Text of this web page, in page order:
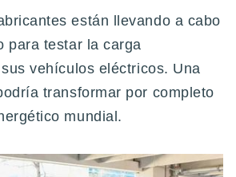
están llevando a cabo
para testar la carga
vehículos eléctricos. Una
transformar por completo
mundial.